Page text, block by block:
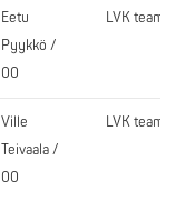
Eetu
Pyykkö /
00
LVK team
Ville
Teivaala /
00
LVK team